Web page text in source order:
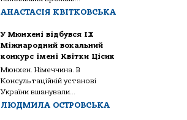
АНАСТАСІЯ КВІТКОВСЬКА
У Мюнхені відбувся IX
Міжнародний вокальний
конкурс імені Квітки Цісик
Мюнхен. Німеччина. В
Консультаційній установі
України вшанували...
ЛЮДМИЛА ОСТРОВСЬКА